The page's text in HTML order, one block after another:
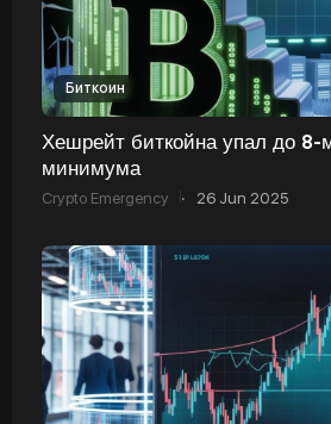
Биткоин
Хешрейт биткойна упал до 8-
минимума
Crypto Emergency · 26 Jun 2025